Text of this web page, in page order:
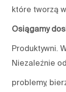
które tworzą
Osiągamy
Produktywni.
Niezależnie
problemy,